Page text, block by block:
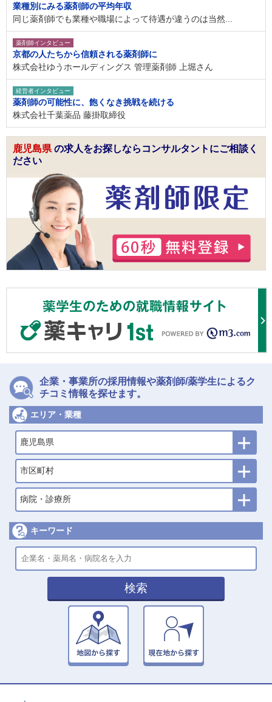
業種別にみる薬剤師の平均年収
同じ薬剤師でも業種や職場によって待遇が違うのは当然...
薬剤師インタビュー
京都の人たちから信頼される薬剤師に
株式会社ゆうホールディングス 管理薬剤師 上堀さん
経営者インタビュー
薬剤師の可能性に、飽くなき挑戦を続ける
株式会社千葉薬品 藤掛取締役
鹿児島県 の求人をお探しならコンサルタントにご相談く
ださい
企業・事業所の採用情報や薬剤師/薬学生によるク
チコミ情報を探せます。
エリア・業種
鹿児島県
市区町村
病院・診療所
キーワード
検索